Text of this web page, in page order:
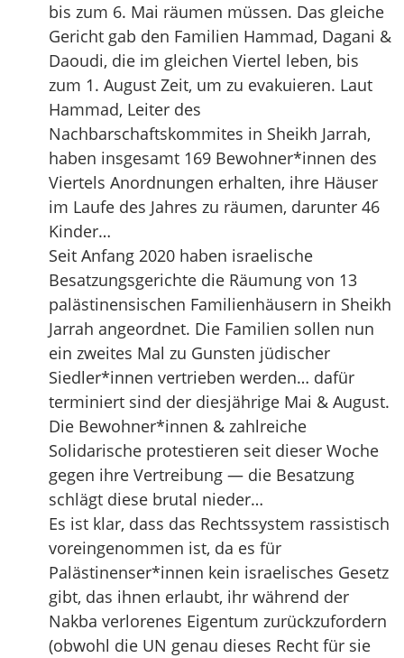
bis zum 6. Mai räumen müssen. Das gleiche
Gericht gab den Familien Hammad, Dagani &
Daoudi, die im gleichen Viertel leben, bis
zum 1. August Zeit, um zu evakuieren. Laut
Hammad, Leiter des
Nachbarschaftskommites in Sheikh Jarrah,
haben insgesamt 169 Bewohner*innen des
Viertels Anordnungen erhalten, ihre Häuser
im Laufe des Jahres zu räumen, darunter 46
Kinder…
Seit Anfang 2020 haben israelische
Besatzungsgerichte die Räumung von 13
palästinensischen Familienhäusern in Sheikh
Jarrah angeordnet. Die Familien sollen nun
ein zweites Mal zu Gunsten jüdischer
Siedler*innen vertrieben werden… dafür
terminiert sind der diesjährige Mai & August.
Die Bewohner*innen & zahlreiche
Solidarische protestieren seit dieser Woche
gegen ihre Vertreibung — die Besatzung
schlägt diese brutal nieder…
Es ist klar, dass das Rechtssystem rassistisch
voreingenommen ist, da es für
Palästinenser*innen kein israelisches Gesetz
gibt, das ihnen erlaubt, ihr während der
Nakba verlorenes Eigentum zurückzufordern
(obwohl die UN genau dieses Recht für sie